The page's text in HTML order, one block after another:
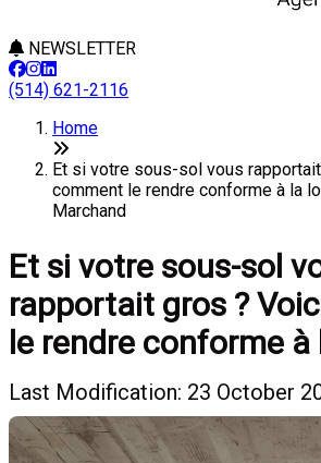
NEWSLETTER
(514) 621-2116
Home
Et si votre sous-sol vous
comment le rendre conforme à la
Marchand
Et si votre sous-sol
rapportait gros ?
le rendre conforme à
Last Modification: 23 October